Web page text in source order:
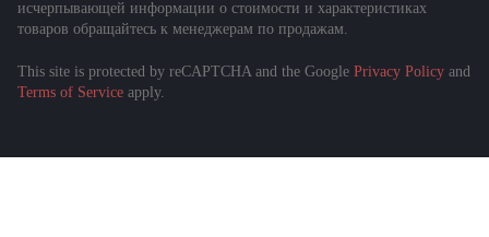
исчерпывающей информации о стоимости и характеристиках
товаров обращайтесь к менеджерам по продажам.
This site is protected by reCAPTCHA and the Google Privacy Policy and
Terms of Service apply.